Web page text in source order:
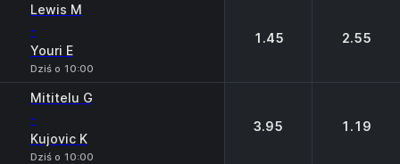
Lewis M
-
Youri E
Dziś o 10:00
1.45 2.55
Mititelu G
-
Kujovic K
Dziś o 10:00
3.95 1.19